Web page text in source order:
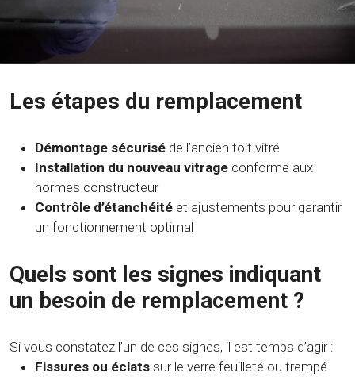
Les étapes du remplacement
Démontage sécurisé de l’ancien toit vitré
Installation du nouveau vitrage conforme aux
normes constructeur
Contrôle d’étanchéité et ajustements pour garantir
un fonctionnement optimal
Quels sont les signes indiquant
un besoin de remplacement ?
Si vous constatez l’un de ces signes, il est temps d’agir :
Fissures ou éclats sur le verre feuilleté ou trempé